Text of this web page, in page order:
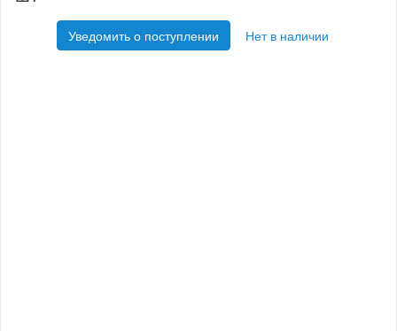
Уведомить о поступлении Нет в наличии